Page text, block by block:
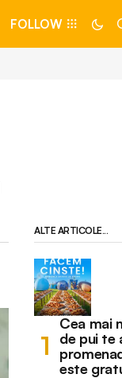
FOLLOW
ALTE ARTICOLE...
Cea mai
de pui te
este